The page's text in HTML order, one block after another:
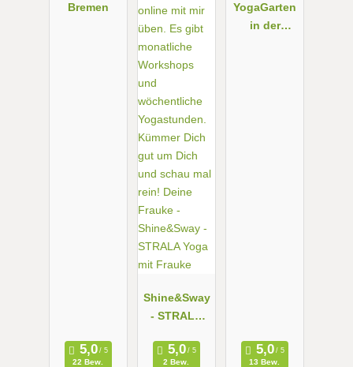
Bremen
22 Bew.
Shine&Sway
- STRALA
Frauke
2 Bew.
YogaGarten
in der
13 Bew.